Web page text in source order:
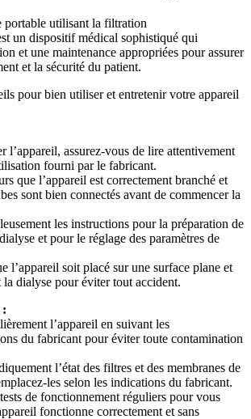
portable utilisant la filtration
un dispositif médical sophistiqué qui
et une maintenance appropriées pour assurer
et la sécurité du patient.
pour bien utiliser et entretenir votre appareil
l’appareil, assurez-vous de lire attentivement
fourni par le fabricant.
que l’appareil est correctement branché et
sont bien connectés avant de commencer la
les instructions pour la préparation de
et pour le réglage des paramètres de
l’appareil soit placé sur une surface plane et
la dialyse pour éviter tout accident.
:
l’appareil en suivant les
du fabricant pour éviter toute contamination
l’état des filtres et des membranes de
les selon les indications du fabricant.
de fonctionnement réguliers pour vous
fonctionne correctement et sans